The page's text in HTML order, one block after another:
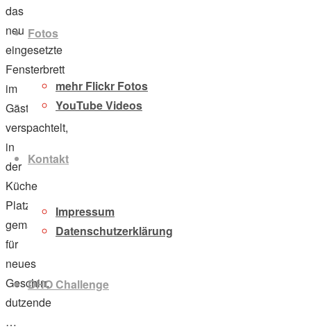
Fotos
mehr Flickr Fotos
YouTube Videos
Kontakt
Impressum
Datenschutzerklärung
DHO Challenge
das
neu
eingesetzte
Fensterbrett
im
Gästezimmer
verspachtelt,
in
der
Küche
Platz
gemacht
für
neues
Geschirr,
dutzende
…